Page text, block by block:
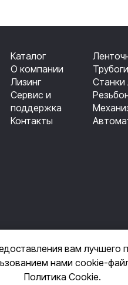
Каталог
О компании
Лизинг
Сервис и
поддержка
Контакты
Станки
вам
нами cookie-
Политика Cookie.